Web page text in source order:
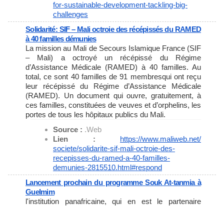
for-sustainable-development-tackling-big-
challenges
Solidarité: SIF – Mali octroie des récépissés du RAMED
à 40 familles démunies
La mission au Mali de Secours Islamique France (SIF
– Mali) a octroyé un récépissé du Régime
d’Assistance Médicale (RAMED) à 40 familles. Au
total, ce sont 40 familles de 91 membresqui ont reçu
leur récépissé du Régime d’Assistance Médicale
(RAMED). Un document qui ouvre, gratuitement, à
ces familles, constituées de veuves et d’orphelins, les
portes de tous les hôpitaux publics du Mali.
Source : .Web
Lien : https://www.maliweb.net/
societe/solidarite-sif-mali-octroie-des-
recepisses-du-ramed-a-40-familles-
demunies-2815510.html#respond
Lancement prochain du programme Souk At-tanmia à
Guelmim
l'institution panafricaine, qui en est le partenaire